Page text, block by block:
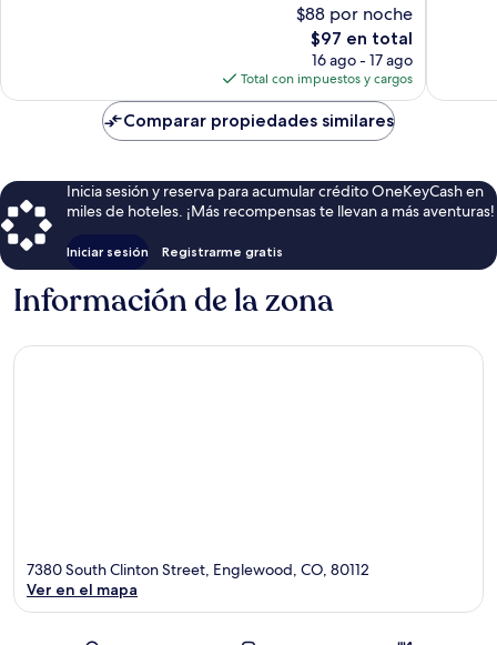
$88 por noche
El
precio
actual
es
de
$97
$97 en total
16 ago - 17 ago
Total con impuestos y cargos
Comparar propiedades similares
Inicia sesión y reserva para acumular crédito OneKeyCash en
miles de hoteles. ¡Más recompensas te llevan a más aventuras!
Iniciar sesión Registrarme gratis
Información de la zona
7380 South Clinton Street, Englewood, CO, 80112
Ver en el mapa